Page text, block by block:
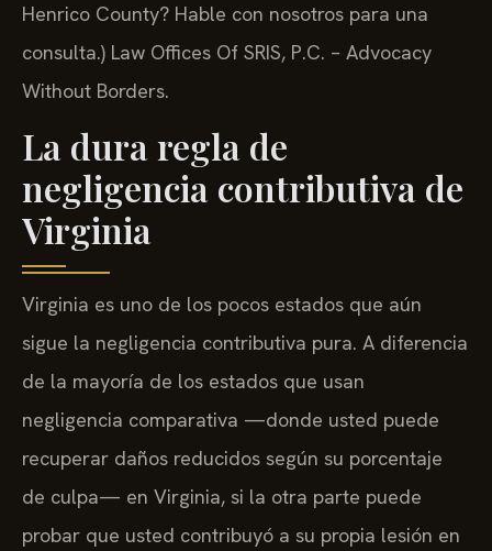
Henrico County? Hable con nosotros para una
consulta.) Law Offices Of SRIS, P.C. – Advocacy
Without Borders.
La dura regla de
negligencia contributiva de
Virginia
Virginia es uno de los pocos estados que aún
sigue la negligencia contributiva pura. A diferencia
de la mayoría de los estados que usan
negligencia comparativa —donde usted puede
recuperar daños reducidos según su porcentaje
de culpa— en Virginia, si la otra parte puede
probar que usted contribuyó a su propia lesión en